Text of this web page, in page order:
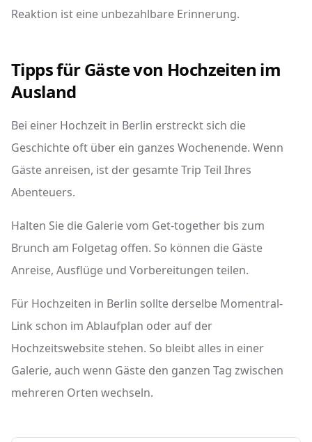
Reaktion ist eine unbezahlbare Erinnerung.
Tipps für Gäste von Hochzeiten im
Ausland
Bei einer Hochzeit in Berlin erstreckt sich die
Geschichte oft über ein ganzes Wochenende. Wenn
Gäste anreisen, ist der gesamte Trip Teil Ihres
Abenteuers.
Halten Sie die Galerie vom Get-together bis zum
Brunch am Folgetag offen. So können die Gäste
Anreise, Ausflüge und Vorbereitungen teilen.
Für Hochzeiten in Berlin sollte derselbe Momentral-
Link schon im Ablaufplan oder auf der
Hochzeitswebsite stehen. So bleibt alles in einer
Galerie, auch wenn Gäste den ganzen Tag zwischen
mehreren Orten wechseln.